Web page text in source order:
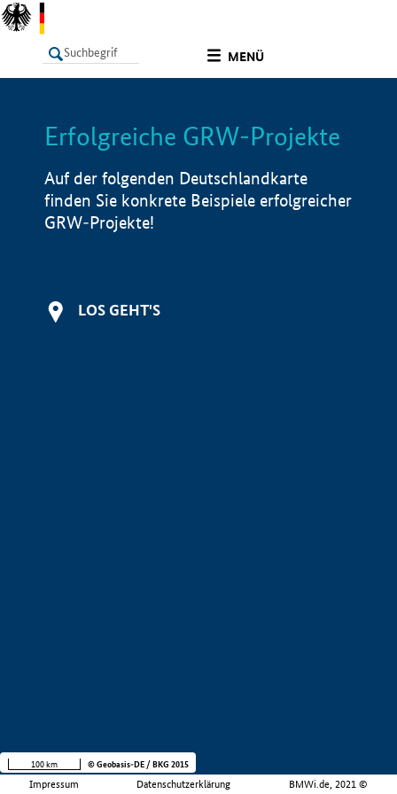
MENÜ
LISTE Info
Erfolgreiche GRW-Projekte
Auf der folgenden Deutschlandkarte
finden Sie konkrete Beispiele erfolgreicher
GRW-Projekte!
LOS GEHT'S
Impressum Datenschutzerklärung BMWi.de, 2021 ©
100 km © Geobasis-DE / BKG 2015